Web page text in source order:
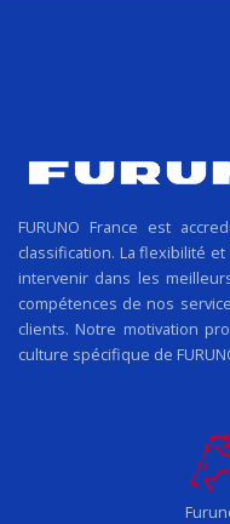
FURUNO France est
classification. La flexibilité
intervenir dans les
compétences de nos
clients. Notre motivation
culture spécifique de